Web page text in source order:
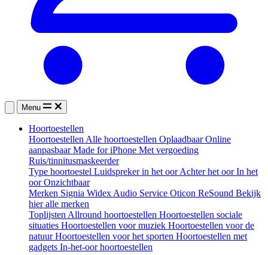
Menu
Hoortoestellen
HoortoestellenAlle hoortoestellen OplaadbaarOnline
aanpasbaarMade for iPhone Met vergoeding
Ruis/tinnitusmaskeerder
Type hoortoestel Luidspreker in het oorAchter het oorIn het
oorOnzichtbaar
Merken Signia WidexAudio Service Oticon ReSound Bekijk
hier alle merken
ToplijstenAllround hoortoestellen Hoortoestellen sociale
situaties Hoortoestellen voor muziek Hoortoestellen voor de
natuurHoortoestellen voor het sporten Hoortoestellen met
gadgets In-het-oor hoortoestellen